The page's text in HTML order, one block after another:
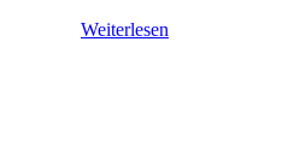
Weiterlesen